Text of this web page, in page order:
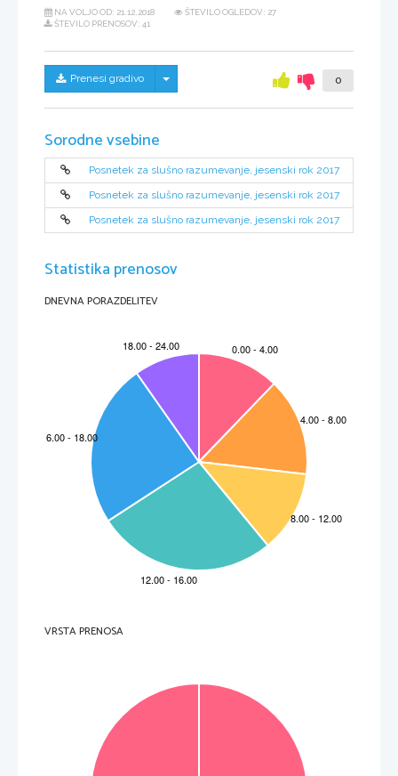
NA VOLJO OD: 21.12.2018
ŠTEVILO OGLEDOV: 27
ŠTEVILO PRENOSOV: 41
Prenesi gradivo Skrij/prikaži meni 0
Sorodne vsebine
Posnetek za slušno razumevanje, jesenski rok 2017
Posnetek za slušno razumevanje, jesenski rok 2017
Posnetek za slušno razumevanje, jesenski rok 2017
Statistika prenosov
DNEVNA PORAZDELITEV
VRSTA PRENOSA